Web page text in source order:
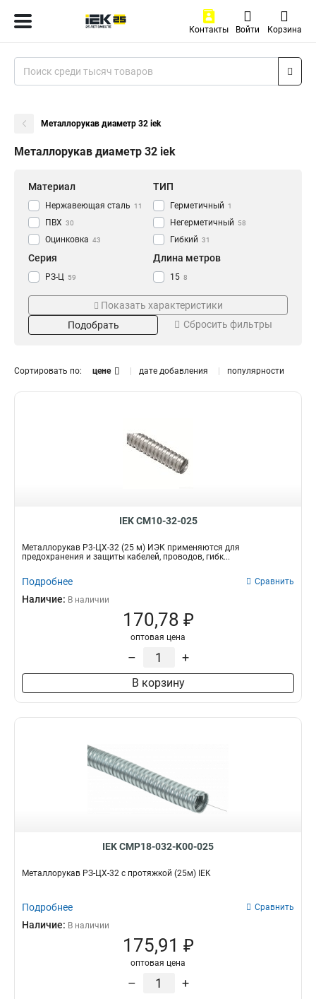
Контакты Войти Корзина
Металлорукав диаметр 32 iek
Металлорукав диаметр 32 iek
Материал
Нержавеющая сталь 11
ПВХ 30
Оцинковка 43
ТИП
Герметичный 1
Негерметичный 58
Гибкий 31
Серия
РЗ-Ц 59
Р3 4
Длина метров
15 8
20 19
25 5
50 22
18
20 9
32 6
50 6
Протяжка
Гофра для кабеля
Показать характеристики
Подобрать
Сбросить фильтры
Сортировать по: цене дате добавления популярности
IEK CM10-32-025
Металлорукав Р3-ЦХ-32 (25 м) ИЭК применяются для
предохранения и защиты кабелей, проводов, гибк...
Подробнее Сравнить
Наличие: В наличии
170,78 ₽
оптовая цена
– +
В корзину
IEK CMP18-032-K00-025
Металлорукав РЗ-ЦХ-32 с протяжкой (25м) IEK
Подробнее Сравнить
Наличие: В наличии
175,91 ₽
оптовая цена
– +